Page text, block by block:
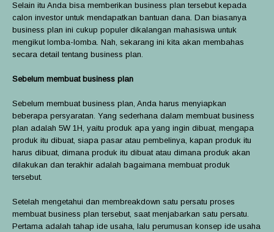
Selain itu Anda bisa memberikan business plan tersebut kepada
calon investor untuk mendapatkan bantuan dana. Dan biasanya
business plan ini cukup populer dikalangan mahasiswa untuk
mengikut lomba-lomba. Nah, sekarang ini kita akan membahas
secara detail tentang business plan.
Sebelum membuat business plan
Sebelum membuat business plan, Anda harus menyiapkan
beberapa persyaratan. Yang sederhana dalam membuat business
plan adalah 5W 1H, yaitu produk apa yang ingin dibuat, mengapa
produk itu dibuat, siapa pasar atau pembelinya, kapan produk itu
harus dibuat, dimana produk itu dibuat atau dimana produk akan
dilakukan dan terakhir adalah bagaimana membuat produk
tersebut.
Setelah mengetahui dan membreakdown satu persatu proses
membuat business plan tersebut, saat menjabarkan satu persatu.
Pertama adalah tahap ide usaha, lalu perumusan konsep ide usaha